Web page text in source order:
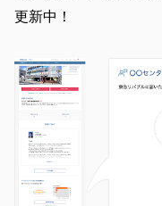
更新中！